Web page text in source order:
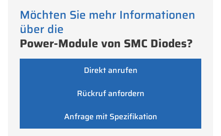
Möchten Sie mehr Informationen
über die
Power-Module von SMC Diodes?
Direkt anrufen
Rückruf anfordern
Anfrage mit Spezifikation